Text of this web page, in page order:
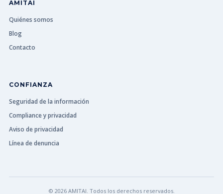
AMITAI
Quiénes somos
Blog
Contacto
CONFIANZA
Seguridad de la información
Compliance y privacidad
Aviso de privacidad
Línea de denuncia
© 2026 AMITAI. Todos los derechos reservados.